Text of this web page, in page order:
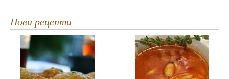
Нови рецепти